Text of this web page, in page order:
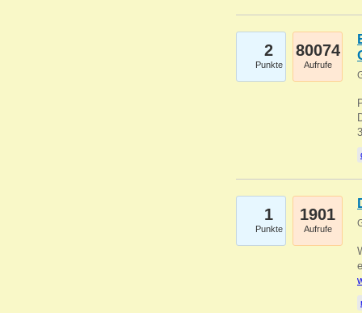
2
Punkte
80074
Aufrufe
1
Punkte
1901
Aufrufe